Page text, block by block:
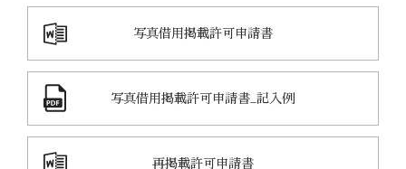
写真借用掲載許可申請書
写真借用掲載許可申請書_記入例
再掲載許可申請書